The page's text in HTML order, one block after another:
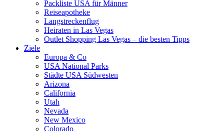
Packliste USA für Männer
Reiseapotheke
Langstreckenflug
Heiraten in Las Vegas
Outlet Shopping Las Vegas – die besten Tipps
Ziele
Europa & Co
USA National Parks
Städte USA Südwesten
Arizona
California
Utah
Nevada
New Mexico
Colorado